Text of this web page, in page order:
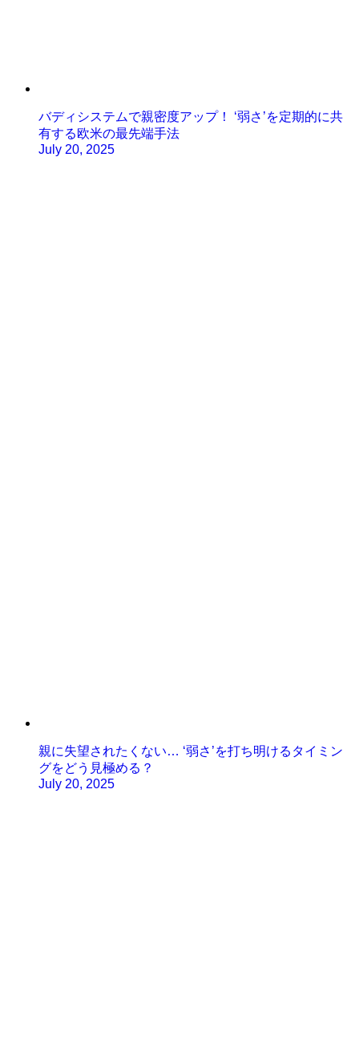
バディシステムで親密度アップ！ ‘弱さ’を定期的に共
有する欧米の最先端手法
July 20, 2025
親に失望されたくない… ‘弱さ’を打ち明けるタイミン
グをどう見極める？
July 20, 2025